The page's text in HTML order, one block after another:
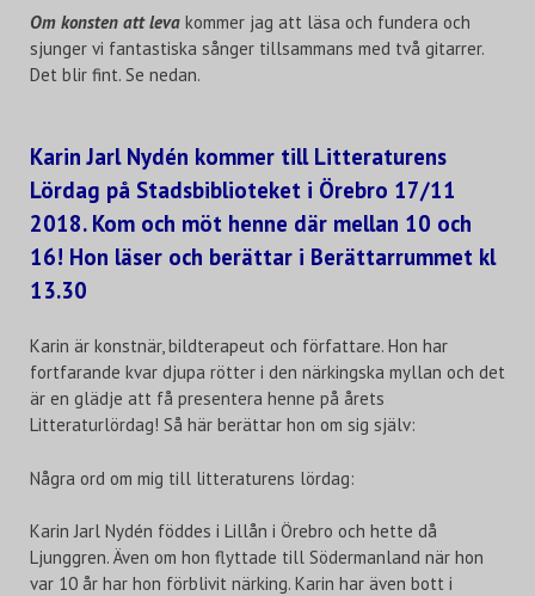
Om konsten att leva kommer jag att läsa och fundera och
sjunger vi fantastiska sånger tillsammans med två gitarrer.
Det blir fint. Se nedan.
Karin Jarl Nydén kommer till Litteraturens
Lördag på Stadsbiblioteket i Örebro 17/11
2018. Kom och möt henne där mellan 10 och
16! Hon läser och berättar i Berättarrummet kl
13.30
Karin är konstnär, bildterapeut och författare. Hon har
fortfarande kvar djupa rötter i den närkingska myllan och det
är en glädje att få presentera henne på årets
Litteraturlördag! Så här berättar hon om sig själv:
Några ord om mig till litteraturens lördag:
Karin Jarl Nydén föddes i Lillån i Örebro och hette då
Ljunggren. Även om hon flyttade till Södermanland när hon
var 10 år har hon förblivit närking. Karin har även bott i